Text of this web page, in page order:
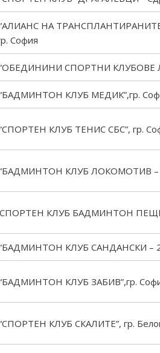
НА
София
СПОРТНИ КЛУБОВЕ
КЛУБ МЕДИК”,гр.
КЛУБ ТЕНИС СБС”, гр.
КЛУБ ЛОКОМОТИВ –
КЛУБ БАДМИНТОН
КЛУБ САНДАНСКИ –
КЛУБ ЗАБИВ”,гр.
КЛУБ СКАЛИТЕ”, гр.